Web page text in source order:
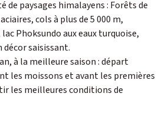
de paysages himalayens : Forêts de
cols à plus de 5 000 m,
Phoksundo aux eaux turquoise,
décor saisissant.
à la meilleure saison : départ
les moissons et avant les premières
les meilleures conditions de